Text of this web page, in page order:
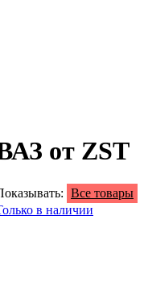
от ZST
Все товары
в наличии